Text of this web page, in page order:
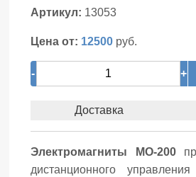
Артикул: 13053
Цена от: 12500 руб.
- +
Доставка
Электромагниты МО-200
дистанционного